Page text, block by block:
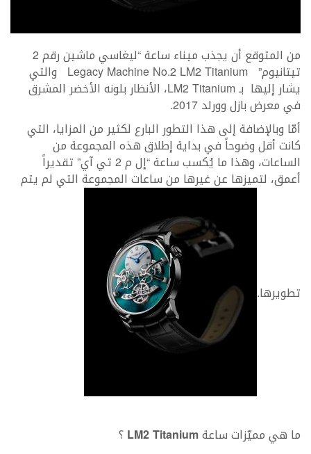
من المتوقع أن يجذب ميناء ساعة “ليغاسي ماشين رقم 2
تيتانيوم” Legacy Machine No.2 LM2 Titanium والتي
يشار إليها بـ LM2 Titanium، الأنظار بلونه الأخضر المشرق
في معرض بازل وورلد 2017.
أمّا وبالإضافة إلى هذا التطور البارع لكثير من المزايا، التي
كانت أقل وضوحاً في بداية إطلاق هذه المجموعة من
الساعات، وهذا ما يُكسب ساعة “إل م 2 تي آي” تقديراً
أعمق، لتميزها عن غيرها من ساعات المجموعة التي لم يتم
تطويرها.
ما هي مميّزات ساعةLM2 Titanium؟